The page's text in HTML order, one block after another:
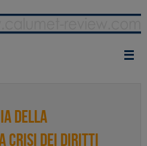
della
crisi dei diritti